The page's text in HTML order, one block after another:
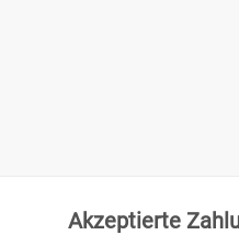
Akzeptierte